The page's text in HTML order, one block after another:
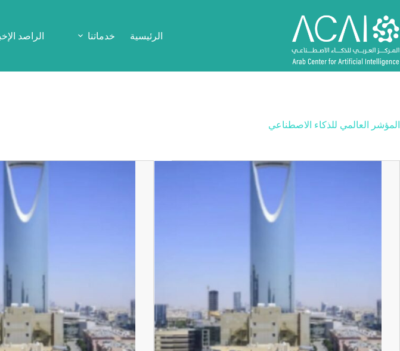
إلى
المحتوى
الرئيسية خدماتنا الراصد
المؤشر العالمي للذكاء الاصطناعي